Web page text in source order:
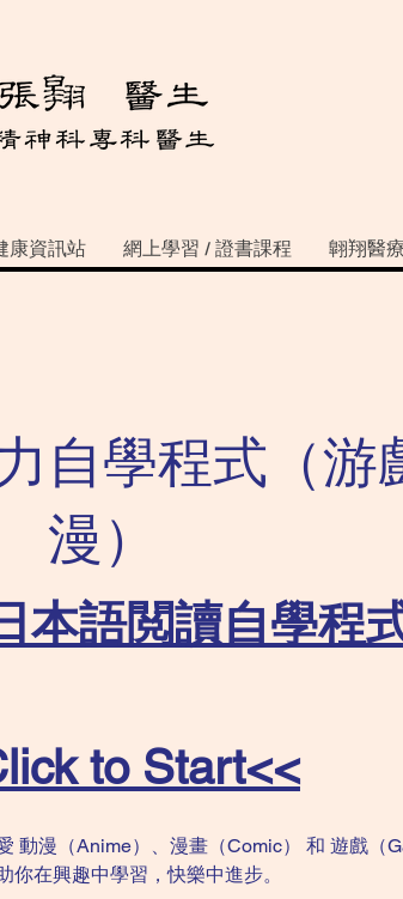
康資訊站 網上學習 / 證書課程 翺翔醫
自學程式（游
漫）
本語閲讀自學程
to Start<<
動漫（Anime）、漫畫（Comic） 和 遊戲（
在興趣中學習，快樂中進步。